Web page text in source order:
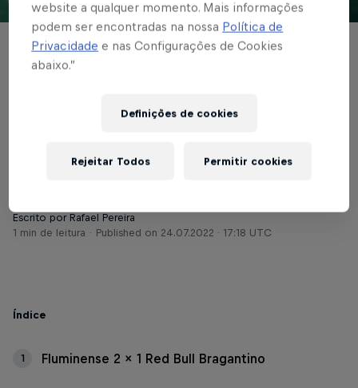
© Red Bull Bragantino
BRASILEIRÃO
Fluminense por 2 a 1
pelo Brasileirão
Escrito por Rafael Pereira
1 min de leitura
Published on 24.07.2022 · 17:18 UTC
Índice
1 Fluminense 2 x 1 Red Bull Bragantino
website a qualquer momento. Mais informações
podem ser encontradas na nossa Política de
Privacidade e nas Configurações de Cookies
abaixo.”
Definições de cookies
Rejeitar Todos Permitir cookies